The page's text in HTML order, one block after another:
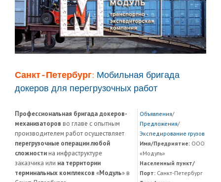
Санкт-Петербург: Мобильная бригада
докеров для перегрузочных работ
Профессиональная бригада докеров-
механизаторов во главе с опытным
производителем работ осуществляет
перегрузочные операции любой
сложности на инфраструктуре
заказчика или на территории
терминальных комплексов «Модуль» в
Объявления/
Предложения/
Экспедирование грузов
Имя/Предриятие:ООО
«Модуль»
Населенный пункт/
Порт:Санкт-Петербург